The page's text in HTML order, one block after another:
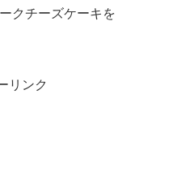
クチーズケーキを
リンク